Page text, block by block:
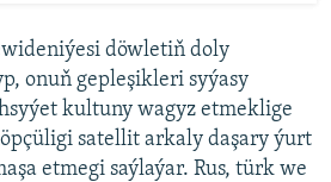
döwletiň doly
onuň gepleşikleri syýasy
kultuny wagyz etmeklige
satellit arkaly daşary ýurt
etmegi saýlaýar. Rus, türk we